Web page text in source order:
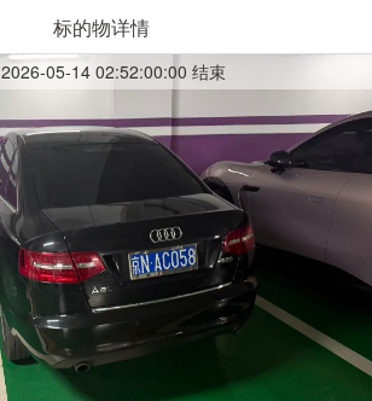
标的物详情
2026-05-14 02:52:00:00 结束